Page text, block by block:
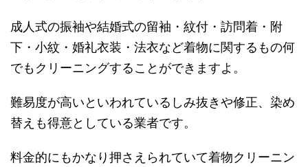
成人式の振袖や結婚式の留袖・紋付・訪問着・附
下・小紋・婚礼衣装・法衣など着物に関するもの何
でもクリーニングすることができますよ。
難易度が高いといわれているしみ抜きや修正、染め
替えも得意としている業者です。
料金的にもかなり押さえられていて着物クリーニン